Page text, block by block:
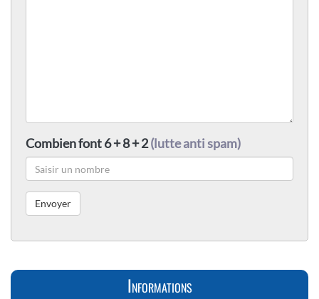
Combien font 6 + 8 + 2(lutte anti spam)
Informations